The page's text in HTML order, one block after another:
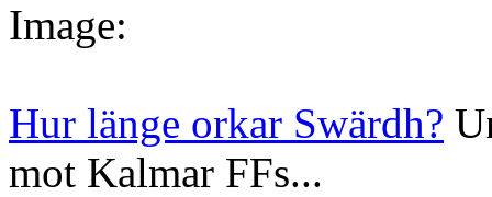
Image:
Hur länge orkar Swärdh?
mot Kalmar FFs...